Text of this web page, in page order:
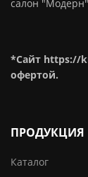
салон
*Сайт https://
офертой.
ПРОДУКЦИЯ
Каталог